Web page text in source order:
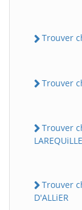
Trouver
Trouver
Trouver
LAREQUiLLE
Trouver
D'ALLiER